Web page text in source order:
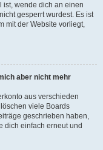
ist, wende dich an einen
gesperrt wurdest. Es ist
mit der Website vorliegt,
aber nicht mehr
aus verschieden
viele Boards
geschrieben haben,
dich einfach erneut und